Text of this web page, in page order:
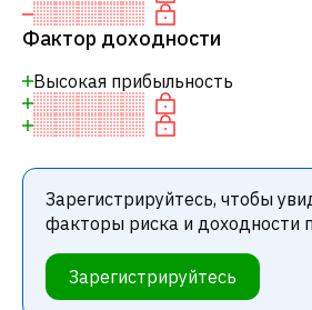
Фактор доходности
Высокая прибыльность
Зарегистрируйтесь, чтобы
факторы риска и доходности
Зарегистрируйтесь